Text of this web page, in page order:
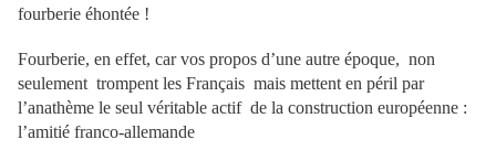
fourberie éhontée !
Fourberie, en effet, car vos propos d’une autre époque, non
seulement trompent les Français mais mettent en péril par
l’anathème le seul véritable actif de la construction européenne :
l’amitié franco-allemande